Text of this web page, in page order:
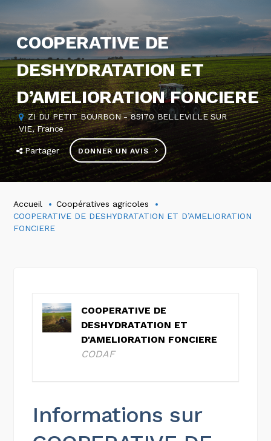
COOPERATIVE DE
DESHYDRATATION ET
D’AMELIORATION FONCIERE
ZI DU PETIT BOURBON - 85170 BELLEVILLE SUR
VIE, France
Partager DONNER UN AVIS
Accueil
Coopératives agricoles
COOPERATIVE DE DESHYDRATATION ET D’AMELIORATION
FONCIERE
COOPERATIVE DE
DESHYDRATATION ET
D'AMELIORATION FONCIERE
CODAF
Informations sur